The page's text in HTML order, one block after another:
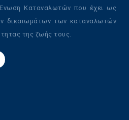
Ένωση Καταναλωτών που έχει ως
δικαιωμάτων των καταναλωτών
της ζωής τους.